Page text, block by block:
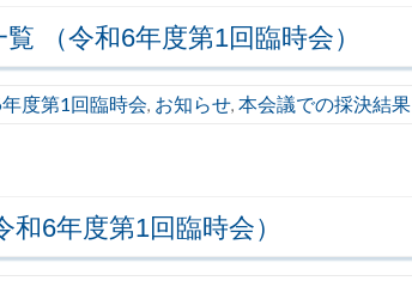
（令和6年度第1回臨時会）
年度第1回臨時会, お知らせ, 本会議での採決結果
6年度第1回臨時会）